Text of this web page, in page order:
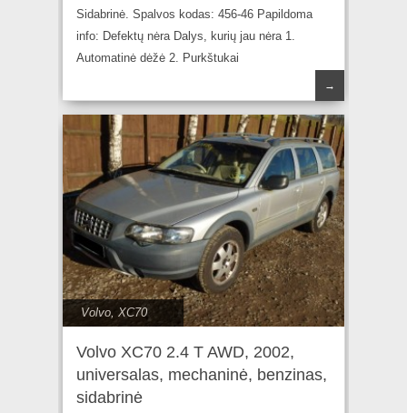
Sidabrinė. Spalvos kodas: 456-46 Papildoma
info: Defektų nėra Dalys, kurių jau nėra 1.
Automatinė dėžė 2. Purkštukai
→
Volvo XC70
Volvo XC70 2.4 T AWD, 2002,
universalas, mechaninė, benzinas,
sidabrinė